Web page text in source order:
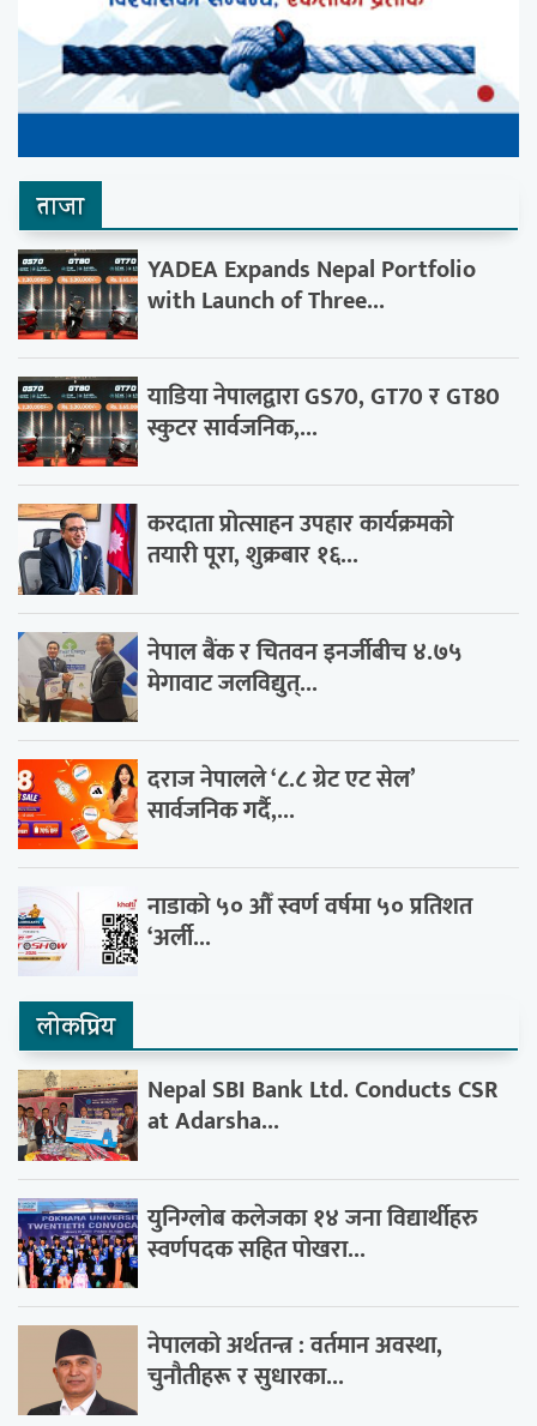
ताजा
YADEA Expands Nepal Portfolio
with Launch of Three...
याडिया नेपालद्वारा GS70, GT70 र GT80
स्कुटर सार्वजनिक,...
करदाता प्रोत्साहन उपहार कार्यक्रमको
तयारी पूरा, शुक्रबार १६...
नेपाल बैंक र चितवन इनर्जीबीच ४.७५
मेगावाट जलविद्युत्...
दराज नेपालले ‘८.८ ग्रेट एट सेल’
सार्वजनिक गर्दै,...
नाडाको ५० औँ स्वर्ण वर्षमा ५० प्रतिशत
‘अर्ली...
लाेकप्रिय
Nepal SBI Bank Ltd. Conducts CSR
at Adarsha...
युनिग्लोब कलेजका १४ जना विद्यार्थीहरु
स्वर्णपदक सहित पोखरा...
नेपालको अर्थतन्त्र : वर्तमान अवस्था,
चुनौतीहरू र सुधारका...